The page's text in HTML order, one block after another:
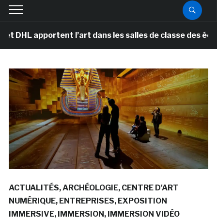
l’art dans les salles de classe des écoles
ACTUALITÉS ARCHÉOLOGIE CENTRE D'ART
NUMÉRIQUE ENTREPRISES EXPOSITION
IMMERSIVE IMMERSION IMMERSION VIDÉO